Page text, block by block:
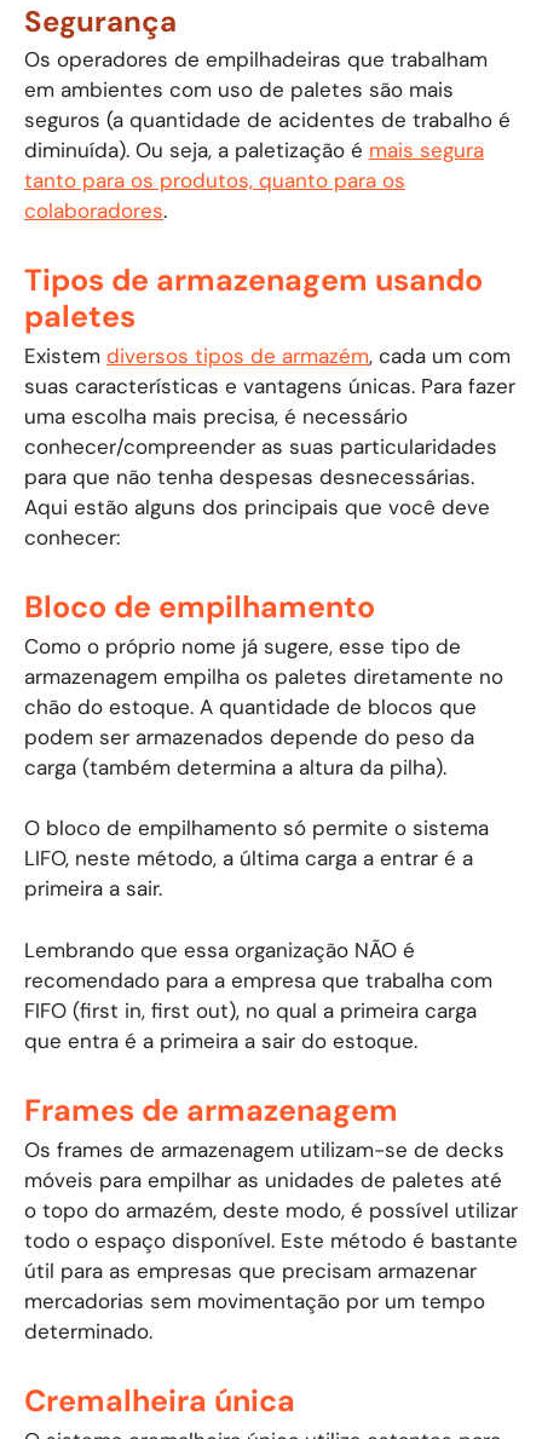
Segurança
Os operadores de empilhadeiras que trabalham
em ambientes com uso de paletes são mais
seguros (a quantidade de acidentes de trabalho é
diminuída). Ou seja, a paletização é mais segura
tanto para os produtos, quanto para os
colaboradores.
Tipos de armazenagem usando
paletes
Existem diversos tipos de armazém, cada um com
suas características e vantagens únicas. Para fazer
uma escolha mais precisa, é necessário
conhecer/compreender as suas particularidades
para que não tenha despesas desnecessárias.
Aqui estão alguns dos principais que você deve
conhecer:
Bloco de empilhamento
Como o próprio nome já sugere, esse tipo de
armazenagem empilha os paletes diretamente no
chão do estoque. A quantidade de blocos que
podem ser armazenados depende do peso da
carga (também determina a altura da pilha).
O bloco de empilhamento só permite o sistema
LIFO, neste método, a última carga a entrar é a
primeira a sair.
Lembrando que essa organização NÃO é
recomendado para a empresa que trabalha com
FIFO (first in, first out), no qual a primeira carga
que entra é a primeira a sair do estoque.
Frames de armazenagem
Os frames de armazenagem utilizam-se de decks
móveis para empilhar as unidades de paletes até
o topo do armazém, deste modo, é possível utilizar
todo o espaço disponível. Este método é bastante
útil para as empresas que precisam armazenar
mercadorias sem movimentação por um tempo
determinado.
Cremalheira única